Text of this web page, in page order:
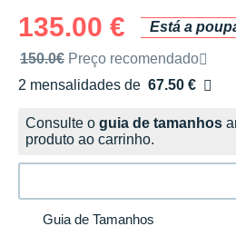
135.00 €
Está a
Preço de venda recomendado
150.0€ Preço recomendado
2 mensalidades de 67.50 €
sem custos
Consulte o guia de tamanhos
produto ao carrinho.
Guia de Tamanhos